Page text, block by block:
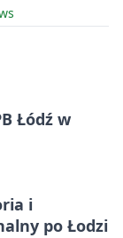
Łódź w
i
po Łodzi